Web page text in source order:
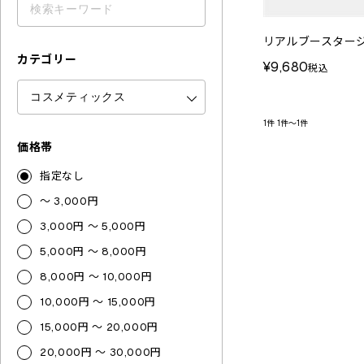
カテゴリー
価格帯
指定なし
～ 3,000円
3,000円 ～ 5,000円
5,000円 ～ 8,000円
8,000円 ～ 10,000円
10,000円 ～ 15,000円
15,000円 ～ 20,000円
20,000円 ～ 30,000円
リアルブースター
¥9,680税込
1件 1件～1件